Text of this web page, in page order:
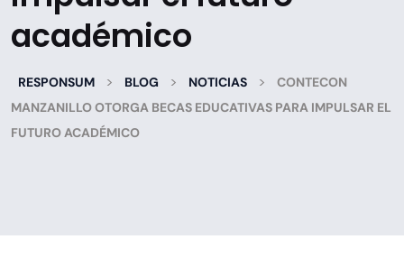
académico
RESPONSUM > BLOG > NOTICIAS >
CONTECON
MANZANILLO OTORGA BECAS EDUCATIVAS PARA IMPULSAR EL
FUTURO ACADÉMICO